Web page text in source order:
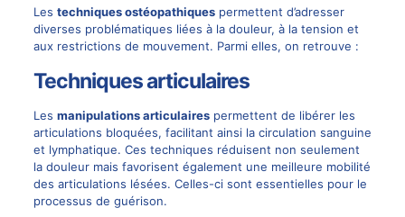
Les techniques ostéopathiquespermettent d’adresser
diverses problématiques liées à la douleur, à la tension et
aux restrictions de mouvement. Parmi elles, on retrouve :
Techniques articulaires
Les manipulations articulairespermettent de libérer les
articulations bloquées, facilitant ainsi la circulation sanguine
et lymphatique. Ces techniques réduisent non seulement
la douleur mais favorisent également une meilleure mobilité
des articulations lésées. Celles-ci sont essentielles pour le
processus de guérison.